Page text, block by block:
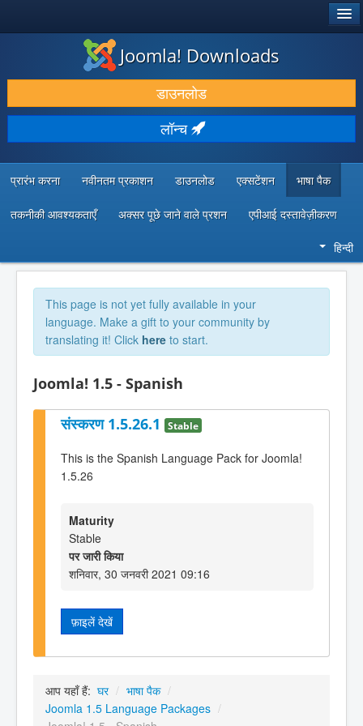
डाउनलोड करें और बढ़ाएं
खोजें और जानें
सामुदायिक समर्थन
डेवलपर संसाधन
Joomla! Downloads
डाउनलोड
लॉन्च
प्रारंभ करना नवीनतम प्रकाशन डाउनलोड एक्सटेंशन भाषा पैक
तकनीकी आवश्यकताएँ अक्सर पूछे जाने वाले प्रशन एपीआई दस्तावेज़ीकरण
हिन्दी
This page is not yet fully available in your
language. Make a gift to your community by
translating it! Click here to start.
Joomla! 1.5 - Spanish
संस्करण 1.5.26.1 Stable
This is the Spanish Language Pack for Joomla!
1.5.26
Maturity
Stable
पर जारी किया
शनिवार, 30 जनवरी 2021 09:16
फ़ाइलें देखें
आप यहाँ हैं: घर / भाषा पैक /
Joomla 1.5 Language Packages /